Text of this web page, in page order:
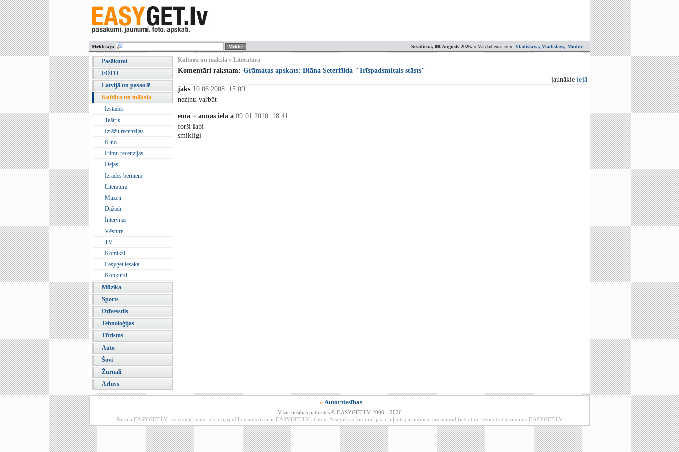
Sestdiena, 08.Augusts 2026. » Vārdadienas svin: Vladislava, Vladislavs, Mudīte;
Meklētājs:
Pasākumi
FOTO
Latvijā un pasaulē
Kultūra un māksla
Izstādes
Teātris
Izrāžu recenzijas
Kino
Filmu recenzijas
Dejas
Izrādes bērniem
Literatūra
Muzeji
Dažādi
Intervijas
Vēsture
TV
Komiksi
Easyget iesaka
Konkursi
Mūzika
Sports
Dzīvesstils
Tehnoloģijas
Tūrisms
Auto
Šovi
Žurnāli
Arhīvs
Kultūra un māksla » Literatūra
Komentāri rakstam: Grāmatas apskats: Diāna Seterfīlda "Trīspadsmitais stāsts"
jaunākie lejā
jaks 10.06.2008. 15:09
nezinu varbūt
ema » annas iela ā 09.01.2010. 18:41
forši labi
smikligi
» Autortiesības
Visas tiesības paturētas © EASYGET.LV 2006 - 2026
Portālā EASYGET.LV izvietotais materiāls ir pārpublicējams tikai ar EASYGET.LV atļauju. Atsevišķas fotogrāfijas ir atļauts pārpublicēt tās nemodificējot un ievieotjot atsauci uz EASYGET.LV